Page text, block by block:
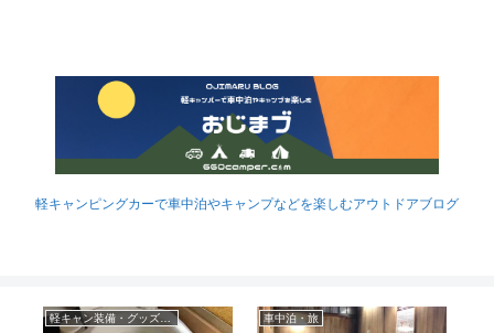
軽キャンピングカーで車中泊やキャンプなどを楽しむアウトドアブログ
車中泊・旅